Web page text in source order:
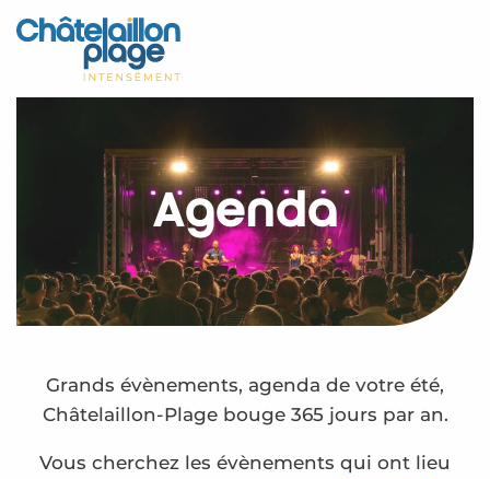
Aller
au
principal
Accueil
Découvrir
Activités
Rendez-vous
Votre séjour
Espace Pro
Agenda
Grands évènements, agenda de votre été,
Châtelaillon-Plage bouge 365 jours par an.
Vous cherchez les évènements qui ont lieu